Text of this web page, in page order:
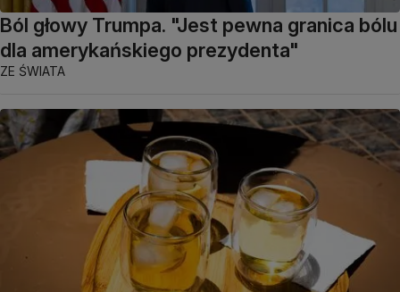
Ból głowy Trumpa. "Jest pewna granica bólu
dla amerykańskiego prezydenta"
ZE ŚWIATA